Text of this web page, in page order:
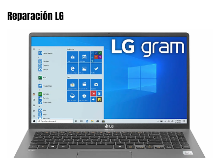
Reparación LG